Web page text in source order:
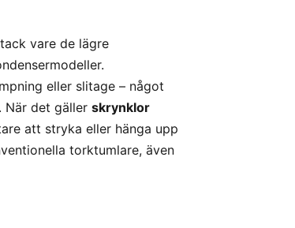
vare de lägre
eller slitage – något
När det gäller skrynklor
att stryka eller hänga upp
torktumlare, även